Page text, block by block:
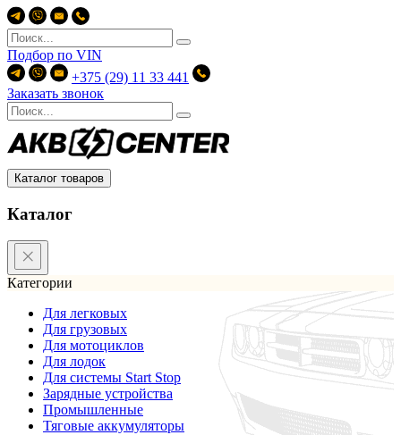
Подбор по VIN
+375 (29) 11 33 441
Заказать звонок
Каталог товаров
Каталог
Категории
Для легковых
Для грузовых
Для мотоциклов
Для лодок
Для системы Start Stop
Зарядные устройства
Промышленные
Тяговые аккумуляторы